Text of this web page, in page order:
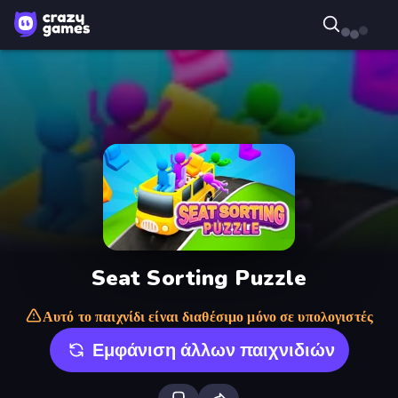
Seat Sorting Puzzle
Αυτό το παιχνίδι είναι διαθέσιμο μόνο σε υπολογιστές
Εμφάνιση άλλων παιχνιδιών